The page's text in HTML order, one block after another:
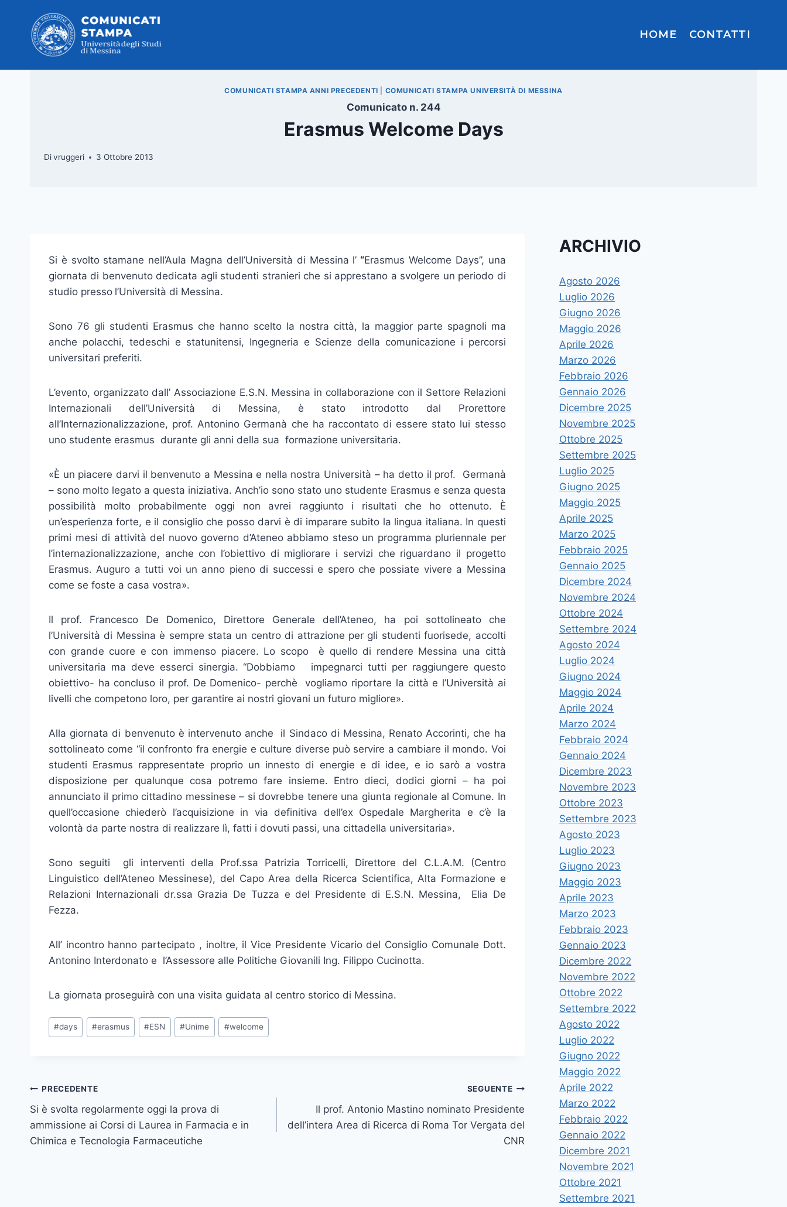
contenuto
HOME CONTATTI
COMUNICATI STAMPA ANNI PRECEDENTI COMUNICATI STAMPA UNIVERSITÀ DI MESSINA
Comunicato n. 244
Erasmus Welcome Days
Divruggeri 3 Ottobre 2013
Si è svolto stamane nell’Aula Magna dell’Università di Messina l’ “Erasmus Welcome Days”, una
giornata di benvenuto dedicata agli studenti stranieri che si apprestano a svolgere un periodo di
studio presso l’Università di Messina.
Sono 76 gli studenti Erasmus che hanno scelto la nostra città, la maggior parte spagnoli ma
anche polacchi, tedeschi e statunitensi, Ingegneria e Scienze della comunicazione i percorsi
universitari preferiti.
L’evento, organizzato dall’ Associazione E.S.N. Messina in collaborazione con il Settore Relazioni
Internazionali dell’Università di Messina, è stato introdotto dal Prorettore
all’Internazionalizzazione, prof. Antonino Germanà che ha raccontato di essere stato lui stesso
uno studente erasmus durante gli anni della sua formazione universitaria.
«È un piacere darvi il benvenuto a Messina e nella nostra Università – ha detto il prof. Germanà
– sono molto legato a questa iniziativa. Anch’io sono stato uno studente Erasmus e senza questa
possibilità molto probabilmente oggi non avrei raggiunto i risultati che ho ottenuto. È
un’esperienza forte, e il consiglio che posso darvi è di imparare subito la lingua italiana. In questi
primi mesi di attività del nuovo governo d’Ateneo abbiamo steso un programma pluriennale per
l’internazionalizzazione, anche con l’obiettivo di migliorare i servizi che riguardano il progetto
Erasmus. Auguro a tutti voi un anno pieno di successi e spero che possiate vivere a Messina
come se foste a casa vostra».
Il prof. Francesco De Domenico, Direttore Generale dell’Ateneo, ha poi sottolineato che
l’Università di Messina è sempre stata un centro di attrazione per gli studenti fuorisede, accolti
con grande cuore e con immenso piacere. Lo scopo è quello di rendere Messina una città
universitaria ma deve esserci sinergia. “Dobbiamo impegnarci tutti per raggiungere questo
obiettivo- ha concluso il prof. De Domenico- perchè vogliamo riportare la città e l’Università ai
livelli che competono loro, per garantire ai nostri giovani un futuro migliore».
Alla giornata di benvenuto è intervenuto anche il Sindaco di Messina, Renato Accorinti, che ha
sottolineato come “il confronto fra energie e culture diverse può servire a cambiare il mondo. Voi
studenti Erasmus rappresentate proprio un innesto di energie e di idee, e io sarò a vostra
disposizione per qualunque cosa potremo fare insieme. Entro dieci, dodici giorni – ha poi
annunciato il primo cittadino messinese – si dovrebbe tenere una giunta regionale al Comune. In
quell’occasione chiederò l’acquisizione in via definitiva dell’ex Ospedale Margherita e c’è la
volontà da parte nostra di realizzare lì, fatti i dovuti passi, una cittadella universitaria».
Sono seguiti gli interventi della Prof.ssa Patrizia Torricelli, Direttore del C.L.A.M. (Centro
Linguistico dell’Ateneo Messinese), del Capo Area della Ricerca Scientifica, Alta Formazione e
Relazioni Internazionali dr.ssa Grazia De Tuzza e del Presidente di E.S.N. Messina, Elia De
Fezza.
All’ incontro hanno partecipato , inoltre, il Vice Presidente Vicario del Consiglio Comunale Dott.
Antonino Interdonato e l’Assessore alle Politiche Giovanili Ing. Filippo Cucinotta.
La giornata proseguirà con una visita guidata al centro storico di Messina.
Tag
articolo:
#days #erasmus #ESN #Unime #welcome
Navigazione
articoli
PRECEDENTE
Si è svolta regolarmente oggi la prova di
ammissione ai Corsi di Laurea in Farmacia e in
Chimica e Tecnologia Farmaceutiche
SEGUENTE
Il prof. Antonio Mastino nominato Presidente
dell’intera Area di Ricerca di Roma Tor Vergata del
CNR
ARCHIVIO
Agosto 2026
Luglio 2026
Giugno 2026
Maggio 2026
Aprile 2026
Marzo 2026
Febbraio 2026
Gennaio 2026
Dicembre 2025
Novembre 2025
Ottobre 2025
Settembre 2025
Luglio 2025
Giugno 2025
Maggio 2025
Aprile 2025
Marzo 2025
Febbraio 2025
Gennaio 2025
Dicembre 2024
Novembre 2024
Ottobre 2024
Settembre 2024
Agosto 2024
Luglio 2024
Giugno 2024
Maggio 2024
Aprile 2024
Marzo 2024
Febbraio 2024
Gennaio 2024
Dicembre 2023
Novembre 2023
Ottobre 2023
Settembre 2023
Agosto 2023
Luglio 2023
Giugno 2023
Maggio 2023
Aprile 2023
Marzo 2023
Febbraio 2023
Gennaio 2023
Dicembre 2022
Novembre 2022
Ottobre 2022
Settembre 2022
Agosto 2022
Luglio 2022
Giugno 2022
Maggio 2022
Aprile 2022
Marzo 2022
Febbraio 2022
Gennaio 2022
Dicembre 2021
Novembre 2021
Ottobre 2021
Settembre 2021